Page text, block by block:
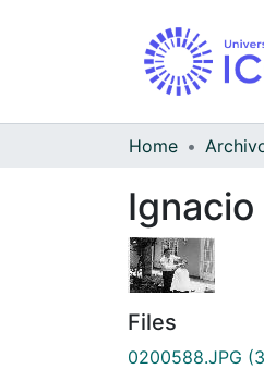
Home
Files
0200588.JPG